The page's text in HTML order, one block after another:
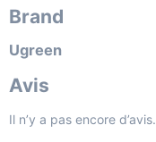
Brand
Ugreen
Avis
Il n’y a pas encore d’avis.